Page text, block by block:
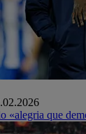
«alegria que